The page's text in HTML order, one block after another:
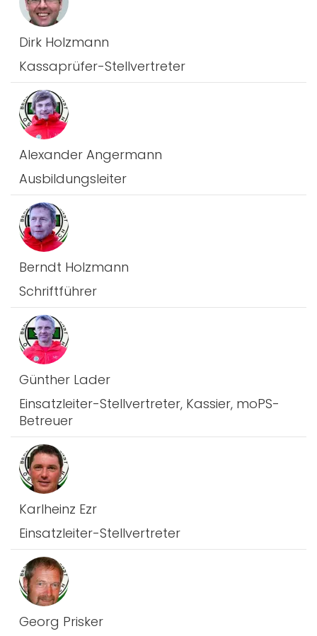
Dirk Holzmann
Kassaprüfer-Stellvertreter
Alexander Angermann
Ausbildungsleiter
Berndt Holzmann
Schriftführer
Günther Lader
Einsatzleiter-Stellvertreter, Kassier, moPS-
Betreuer
Karlheinz Ezr
Einsatzleiter-Stellvertreter
Georg Prisker